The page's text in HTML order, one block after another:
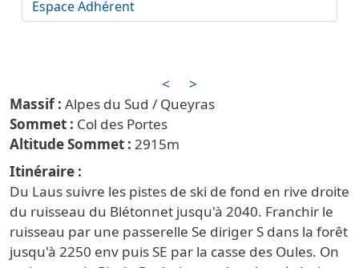
<
>
Alpes du Sud / Queyras
Col des Portes
2915
Itinéraire
Du Laus suivre les pistes de ski de fond en rive droite
du ruisseau du Blétonnet jusqu'à 2040. Franchir le
ruisseau par une passerelle Se diriger S dans la forêt
jusqu'à 2250 env puis SE par la casse des Oules. On
Espace Adhérent